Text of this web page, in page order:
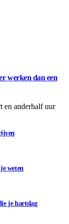
werken dan een
en anderhalf uur
weten
je hartslag